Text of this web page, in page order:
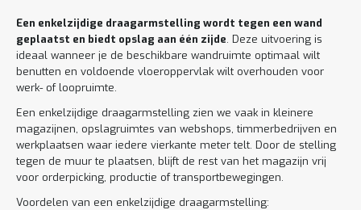
Een enkelzijdige draagarmstelling wordt tegen een wand
geplaatst en biedt opslag aan één zijde. Deze uitvoering is
ideaal wanneer je de beschikbare wandruimte optimaal wilt
benutten en voldoende vloeroppervlak wilt overhouden voor
werk- of loopruimte.
Een enkelzijdige draagarmstelling zien we vaak in kleinere
magazijnen, opslagruimtes van webshops, timmerbedrijven en
werkplaatsen waar iedere vierkante meter telt. Door de stelling
tegen de muur te plaatsen, blijft de rest van het magazijn vrij
voor orderpicking, productie of transportbewegingen.
Voordelen van een enkelzijdige draagarmstelling: